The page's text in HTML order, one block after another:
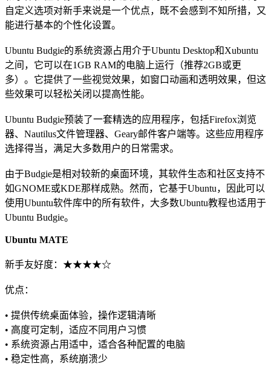
自定义选项对新手来说是一个优点，既不会感到不知所措，又
能进行基本的个性化设置。
Ubuntu Budgie的系统资源占用介于Ubuntu Desktop和Xubuntu
之间，它可以在1GB RAM的电脑上运行（推荐2GB或更
多）。它提供了一些视觉效果，如窗口动画和透明效果，但这
些效果可以轻松关闭以提高性能。
Ubuntu Budgie预装了一套精选的应用程序，包括Firefox浏览
器、Nautilus文件管理器、Geary邮件客户端等。这些应用程序
选择得当，满足大多数用户的日常需求。
由于Budgie是相对较新的桌面环境，其软件生态和社区支持不
如GNOME或KDE那样成熟。然而，它基于Ubuntu，因此可以
使用Ubuntu软件库中的所有软件，大多数Ubuntu教程也适用于
Ubuntu Budgie。
Ubuntu MATE
新手友好度：★★★★☆
优点：
• 提供传统桌面体验，操作逻辑清晰
• 高度可定制，适应不同用户习惯
• 系统资源占用适中，适合各种配置的电脑
• 稳定性高，系统崩溃少